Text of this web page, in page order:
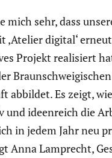
mich sehr, dass
‚Atelier digital‘
Projekt reali­siert
abbildet. Es zeigt, wie
und ideen­reich die
in jedem Jahr neu
Anna Lamprecht,